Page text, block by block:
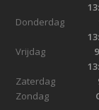
Donderdag
Vrijdag
Zaterdag
Zondag